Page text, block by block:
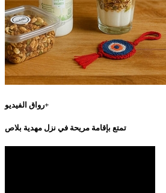
رواق الفيديو+
تمتع بإقامة مريحة في نزل مهدية بلاص